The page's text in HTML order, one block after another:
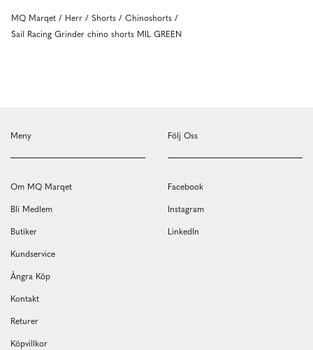
MQ Marqet Herr Shorts
Chinoshorts
Sail Racing Grinder chino shorts MIL GREEN
Meny
Om MQ Marqet
Bli Medlem
Butiker
Kundservice
Ångra Köp
Kontakt
Returer
Köpvillkor
Följ Oss
Facebook
Instagram
LinkedIn